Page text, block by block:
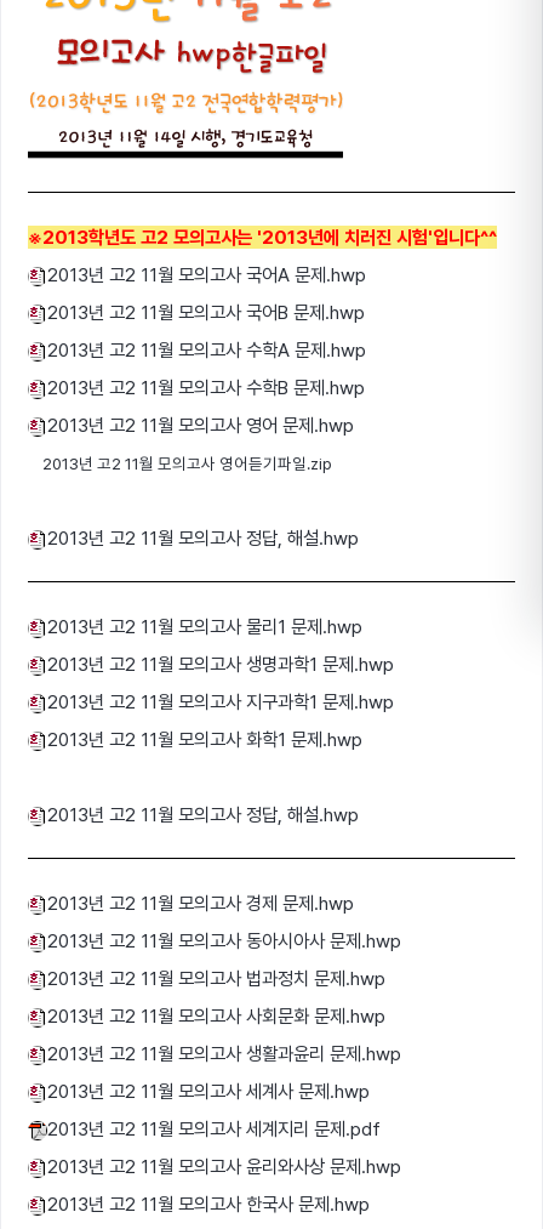
※2013학년도 고2 모의고사는 '2013년에 치러진 시험'입니다^^
2013년 고2 11월 모의고사 국어A 문제.hwp
2013년 고2 11월 모의고사 국어B 문제.hwp
2013년 고2 11월 모의고사 수학A 문제.hwp
2013년 고2 11월 모의고사 수학B 문제.hwp
2013년 고2 11월 모의고사 영어 문제.hwp
2013년 고2 11월 모의고사 영어듣기파일.zip
2013년 고2 11월 모의고사 정답, 해설.hwp
2013년 고2 11월 모의고사 물리1 문제.hwp
2013년 고2 11월 모의고사 생명과학1 문제.hwp
2013년 고2 11월 모의고사 지구과학1 문제.hwp
2013년 고2 11월 모의고사 화학1 문제.hwp
2013년 고2 11월 모의고사 정답, 해설.hwp
2013년 고2 11월 모의고사 경제 문제.hwp
2013년 고2 11월 모의고사 동아시아사 문제.hwp
2013년 고2 11월 모의고사 법과정치 문제.hwp
2013년 고2 11월 모의고사 사회문화 문제.hwp
2013년 고2 11월 모의고사 생활과윤리 문제.hwp
2013년 고2 11월 모의고사 세계사 문제.hwp
2013년 고2 11월 모의고사 세계지리 문제.pdf
2013년 고2 11월 모의고사 윤리와사상 문제.hwp
2013년 고2 11월 모의고사 한국사 문제.hwp